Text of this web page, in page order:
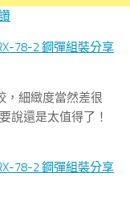
，細緻度當然差很
說還是太值得了！